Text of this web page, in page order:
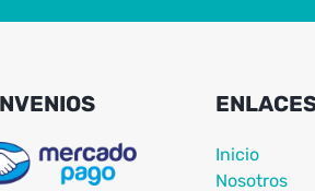
Inicio
Nosotros